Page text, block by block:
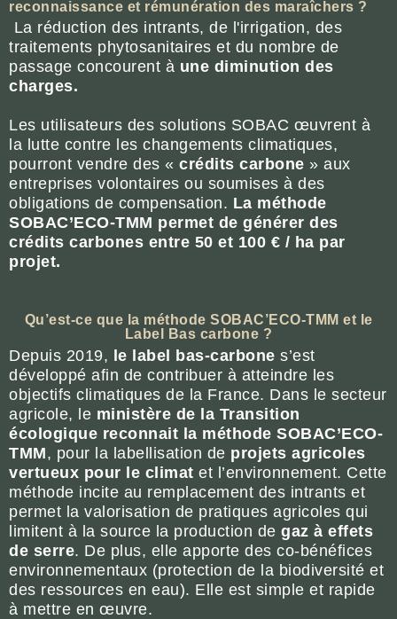
reconnaissance et rémunération des maraîchers ?
La réduction des intrants, de l'irrigation, des
traitements phytosanitaires et du nombre de
passage concourent à une diminution des
charges.
Les utilisateurs des solutions SOBAC œuvrent à
la lutte contre les changements climatiques,
pourront vendre des « crédits carbone » aux
entreprises volontaires ou soumises à des
obligations de compensation. La méthode
SOBAC’ECO-TMM permet de générer des
crédits carbones entre 50 et 100 € / ha par
projet.
Qu’est-ce que la méthode SOBAC’ECO-TMM et le
Label Bas carbone ?
Depuis 2019, le label bas-carbone s’est
développé afin de contribuer à atteindre les
objectifs climatiques de la France. Dans le secteur
agricole, le ministère de la Transition
écologique reconnait la méthode SOBAC’ECO-
TMM, pour la labellisation de projets agricoles
vertueux pour le climat et l’environnement. Cette
méthode incite au remplacement des intrants et
permet la valorisation de pratiques agricoles qui
limitent à la source la production de gaz à effets
de serre. De plus, elle apporte des co-bénéfices
environnementaux (protection de la biodiversité et
des ressources en eau). Elle est simple et rapide
à mettre en œuvre.